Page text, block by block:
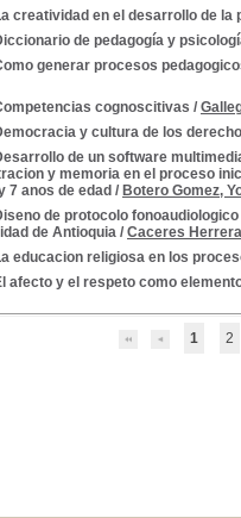
creatividad en el desarrollo de la
de pedagogía y
generar procesos
cognoscitivas /
y cultura de los
de un software
y memoria en el proceso
7 anos de edad / Botero Gomez,
de protocolo
de Antioquia / Caceres
educacion religiosa en los
afecto y el respeto como
1 2